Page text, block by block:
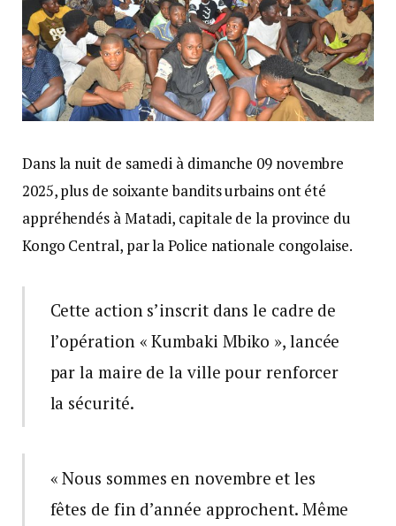
Dans la nuit de samedi à dimanche 09 novembre
2025, plus de soixante bandits urbains ont été
appréhendés à Matadi, capitale de la province du
Kongo Central, par la Police nationale congolaise.
Cette action s’inscrit dans le cadre de
l’opération « Kumbaki Mbiko », lancée
par la maire de la ville pour renforcer
la sécurité.
« Nous sommes en novembre et les
fêtes de fin d’année approchent. Même